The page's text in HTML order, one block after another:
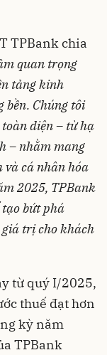
TPBank chia
quan trọng
tảng kinh
bền. Chúng tôi
diện – từ hạ
– nhằm mang
cá nhân hóa
2025, TPBank
bứt phá
trị cho khách
từ quý I/2025,
thuế đạt hơn
kỳ năm
TPBank